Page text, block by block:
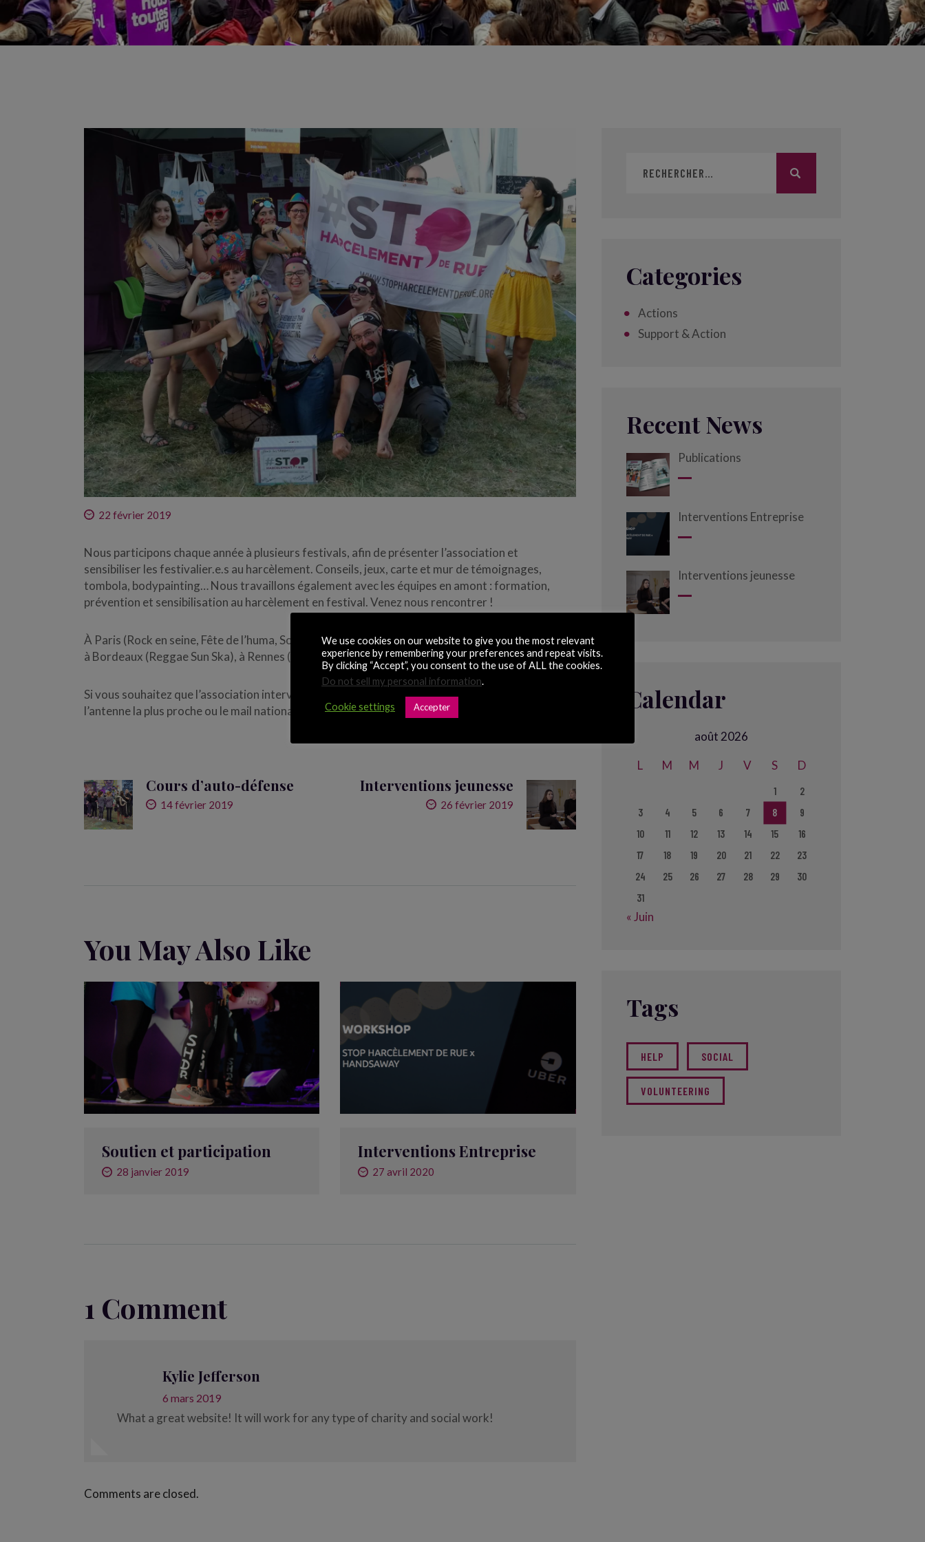
22 février 2019
Nous participons chaque année à plusieurs festivals, afin de présenter l’association et
sensibiliser les festivalier.e.s au harcèlement. Conseils, jeux, carte et mur de témoignages,
tombola, bodypainting… Nous travaillons également avec les équipes en amont : formation,
prévention et sensibilisation au harcèlement en festival.Venez nous rencontrer !
À Paris (Rock en seine, Fête de l’huma, Solidays, Coucool), en Bretagne (Vieilles charrues),
à Bordeaux (Reggae Sun Ska), à Rennes (Transmusicales), àMonptellier (What The Fest).
Si vous souhaitez que l’association intervienne lors de vos événements festifs, contactez
l’antenne la plus proche ou le mail national contact@stopharcelementderue.org.
Cours d’auto-défense
14 février 2019
Interventions jeunesse
26 février 2019
You May Also Like
Soutien et participation
28 janvier 2019
Interventions Entreprise
27 avril 2020
1 Comment
Kylie Jefferson
6 mars 2019
What a great website! It will work for any type of charity and social work!
Comments are closed.
Categories
Actions
Support & Action
Recent News
Publications
Interventions Entreprise
Interventions jeunesse
Calendar
août 2026
L M M J V S D
1
2
3
4 5 6 7 8
9
10
11 12 13 14 15
16
17
18 19 20 21 22
23
24
25 26 27 28 29
30
31
« Juin
Tags
HELP SOCIAL
VOLUNTEERING
We use cookies on our website to give you the most relevant
experience by remembering your preferences and repeat visits.
By clicking “Accept”, you consent to the use of ALL the cookies.
Do not sell my personal information.
Cookie settings Accepter